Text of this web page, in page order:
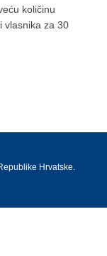
količinu
vlasnika za 30
Hrvatske.